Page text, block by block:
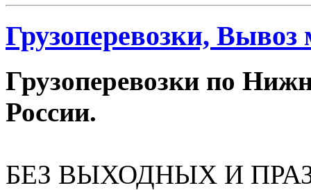
Грузоперевозки,
Грузоперевозки по
России.
БЕЗ ВЫХОДНЫХ И